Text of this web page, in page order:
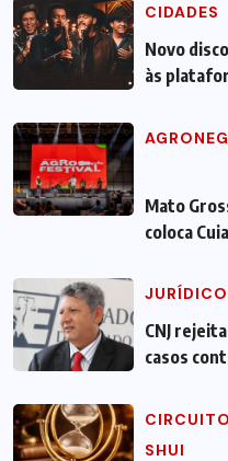
CIDADES
Novo
às
Mato
coloca
JURÍDICO
CNJ
casos
SHUI